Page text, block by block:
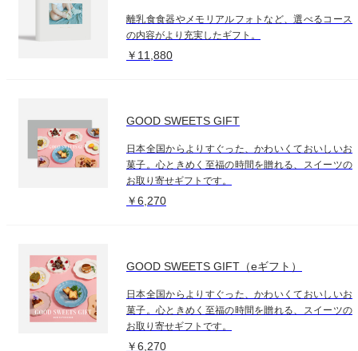
離乳食食器やメモリアルフォトなど、選べるコース
の内容がより充実したギフト。
￥11,880
GOOD SWEETS GIFT
日本全国からよりすぐった、かわいくておいしいお
菓子。心ときめく至福の時間を贈れる、スイーツの
お取り寄せギフトです。
￥6,270
GOOD SWEETS GIFT（eギフト）
日本全国からよりすぐった、かわいくておいしいお
菓子。心ときめく至福の時間を贈れる、スイーツの
お取り寄せギフトです。
￥6,270